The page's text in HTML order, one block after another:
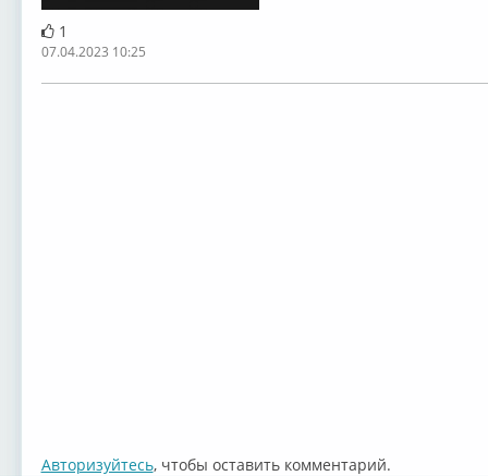
1
07.04.2023 10:25
Авторизуйтесь, чтобы оставить комментарий.